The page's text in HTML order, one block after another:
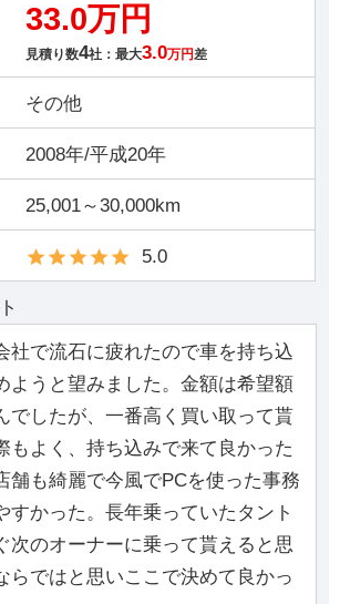
33.0万円
見積り数4社：最大3.0万円差
その他
2008年/平成20年
25,001～30,000km
5.0
社で流石に疲れたので車を持ち込
ようと望みました。金額は希望額
でしたが、一番高く買い取って貰
もよく、持ち込みで来て良かった
舗も綺麗で今風でPCを使った事務
すかった。長年乗っていたタント
次のオーナーに乗って貰えると思
らではと思いここで決めて良かっ